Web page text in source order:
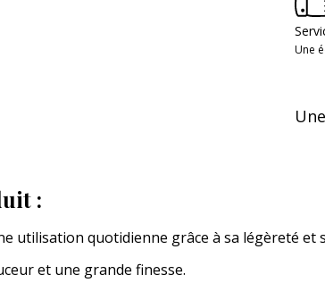
Une
:
utilisation quotidienne grâce à sa légèreté et
et une grande finesse.